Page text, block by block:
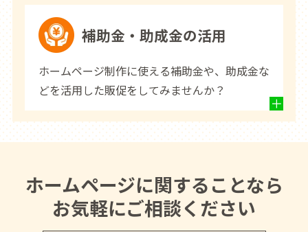
補助金・助成金の活用
ホームページ制作に使える補助金や、助成金な
どを活用した販促をしてみませんか？
ホームページに関することなら
お気軽にご相談ください